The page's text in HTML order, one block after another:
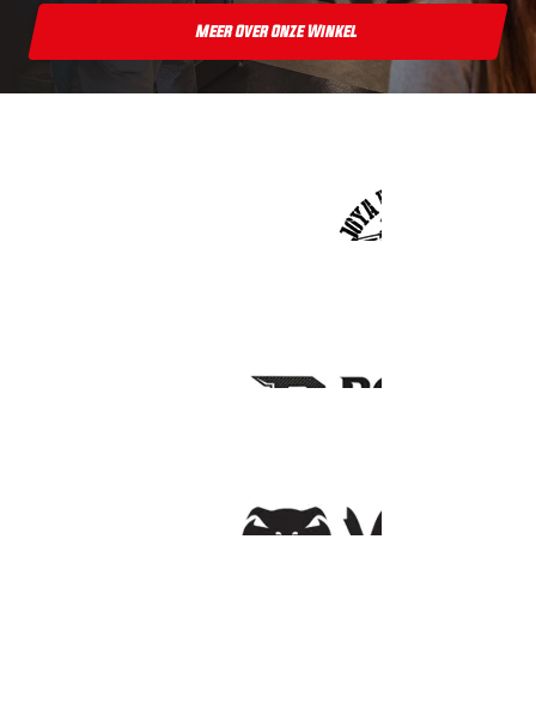
Meer Over Onze Winkel